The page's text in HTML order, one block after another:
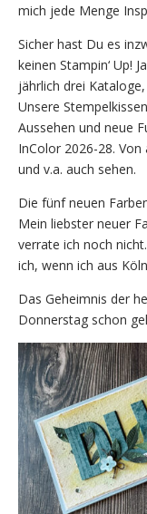
mich jede Menge
Sicher hast Du es
keinen Stampin‘ Up!
jährlich drei
Unsere
Aussehen und neue
InColor 2026-28.
und v.a. auch sehen.
Die fünf neuen
Mein liebster neuer
verrate ich noch
ich, wenn ich aus
Das Geheimnis der
Donnerstag schon